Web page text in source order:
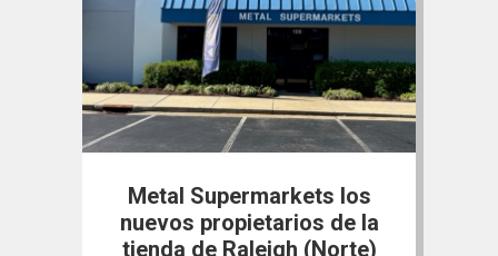
Metal Supermarkets los
nuevos propietarios de la
tienda de Raleigh (Norte)